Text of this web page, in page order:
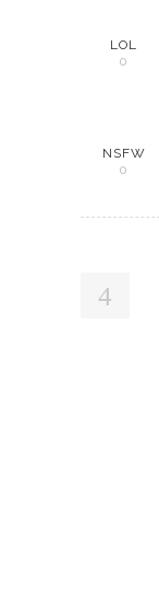
LOL
0
NSFW
0